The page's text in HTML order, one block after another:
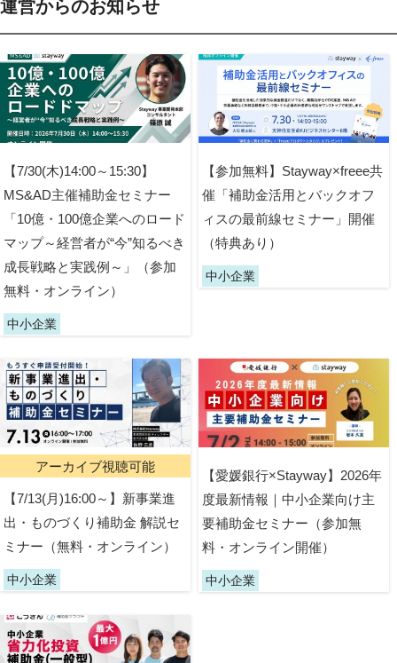
運営からのお知らせ
【7/30(木)14:00～15:30】
MS&AD主催補助金セミナー
「10億・100億企業へのロード
マップ～経営者が“今”知るべき
成長戦略と実践例～」（参加
無料・オンライン）
中小企業
【参加無料】Stayway×freee共
催「補助金活用とバックオフ
ィスの最前線セミナー」開催
（特典あり）
中小企業
アーカイブ視聴可能
【7/13(月)16:00～】新事業進
出・ものづくり補助金 解説セ
ミナー（無料・オンライン）
中小企業
【愛媛銀行×Stayway】2026年
度最新情報｜中小企業向け主
要補助金セミナー（参加無
料・オンライン開催）
中小企業